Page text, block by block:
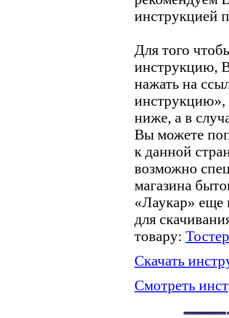
инструкцией
Для того
инструкцию,
нажать на
ниже, а в
Вы можете
к данной
возможно
магазина
«Лаукар» еще
для
товару:
Скачать
Смотреть